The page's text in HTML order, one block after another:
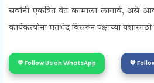
सर्वांनी एकत्रित येत कामाला लागावे, असे
कार्यकर्त्यांना मतभेद विसरून पक्षाच्या
💛 Follow Us on WhatsApp 💙